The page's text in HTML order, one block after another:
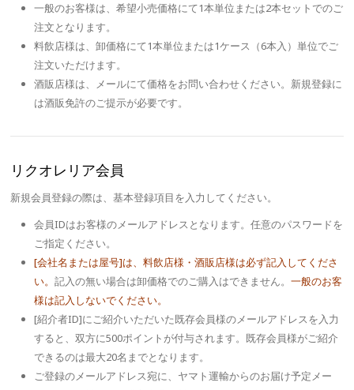
一般のお客様は、希望小売価格にて1本単位または2本セットでのご
注文となります。
料飲店様は、卸価格にて1本単位または1ケース（6本入）単位でご
注文いただけます。
酒販店様は、メールにて価格をお問い合わせください。新規登録に
は酒販免許のご提示が必要です。
リクオレリア会員
新規会員登録の際は、基本登録項目を入力してください。
会員IDはお客様のメールアドレスとなります。任意のパスワードを
ご指定ください。
[会社名または屋号]は、料飲店様・酒販店様は必ず記入してくださ
い。記入の無い場合は卸価格でのご購入はできません。一般のお客
様は記入しないでください。
[紹介者ID]にご紹介いただいた既存会員様のメールアドレスを入力
すると、双方に500ポイントが付与されます。既存会員様がご紹介
できるのは最大20名までとなります。
ご登録のメールアドレス宛に、ヤマト運輸からのお届け予定メー